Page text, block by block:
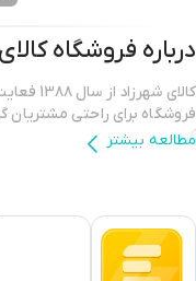
درباره فروشگاه
فروشگاه برای راحتی
کرده.
فروشگاه اینترنتی کالای
اینترنتی مطمئن، نیازمند
و دارای قیمت مناسب را در
ضمانت بازگشت کالا هم داشته
مطالعه بیشتر